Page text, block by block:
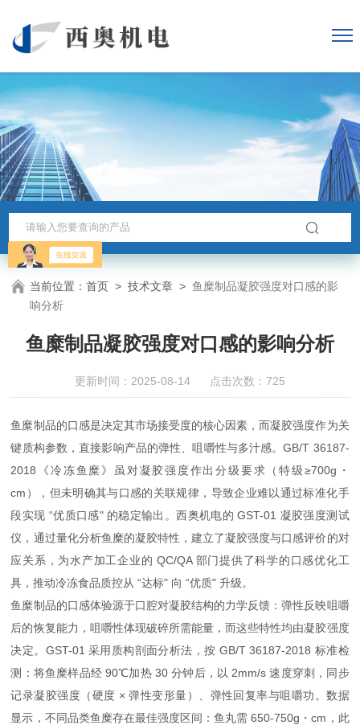
当前位置：首页 >技术文章 >鱼糜制品凝胶强度对口感的影
响分析
鱼糜制品凝胶强度对口感的影响分析
更新时间：2025-08-14 点击次数：725
鱼糜制品的口感是决定其市场接受度的核心因素，而凝胶强度作为关
键质构参数，直接影响产品的弹性、咀嚼性与多汁感。GB/T 36187-
2018《冷冻鱼糜》虽对凝胶强度作出分级要求（特级≥700g・
cm），但未明确其与口感的关联规律，导致企业难以通过标准化手
段实现 “优质口感" 的稳定输出。西奥机电的 GST-01 凝胶强度测试
仪，通过量化分析鱼糜的凝胶特性，建立了凝胶强度与口感评价的对
应关系，为水产加工企业的 QC/QA 部门提供了科学的口感优化工
具，推动冷冻食品质控从 “达标" 向 “优质" 升级。
鱼糜制品的口感体验源于口腔对凝胶结构的力学反馈：弹性反映咀嚼
后的恢复能力，咀嚼性体现破碎所需能量，而这些特性均由凝胶强度
决定。GST-01 采用质构剖面分析法，按 GB/T 36187-2018 标准检
测：将鱼糜样品经 90℃加热 30 分钟后，以 2mm/s 速度穿刺，同步
记录凝胶强度（硬度 × 弹性变形量）、弹性回复率与咀嚼功。数据
显示，不同品类鱼糜存在最佳强度区间：鱼丸需 650-750g・cm，此